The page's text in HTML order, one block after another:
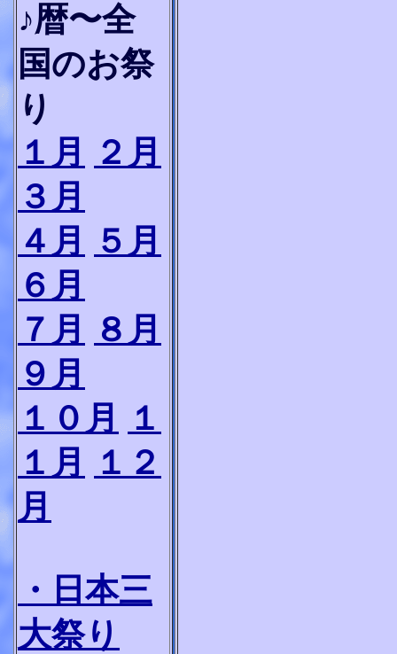
♪暦〜全
国のお祭
り
１月
２月
３月
４月
５月
６月
７月
８月
９月
１０月
１
１月
１２
月
・日本三
大祭り